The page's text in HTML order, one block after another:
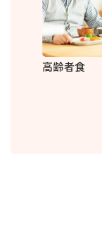
高齢者食